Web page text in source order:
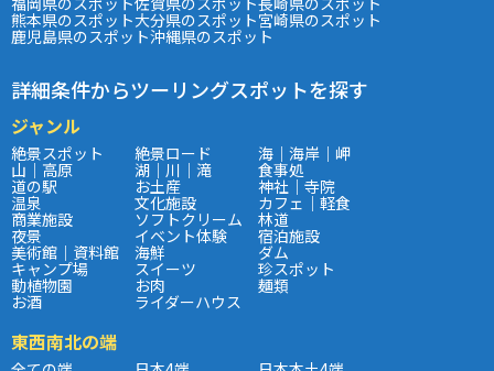
熊本県のスポット大分県のスポット宮崎県のスポット
鹿児島県のスポット沖縄県のスポット
詳細条件からツーリングスポットを探す
ジャンル
絶景スポット 絶景ロード 海｜海岸｜岬
山｜高原 湖｜川｜滝 食事処
道の駅 お土産 神社｜寺院
温泉 文化施設 カフェ｜軽食
商業施設 ソフトクリーム 林道
夜景 イベント体験 宿泊施設
美術館｜資料館 海鮮 ダム
キャンプ場 スイーツ 珍スポット
動植物園 お肉 麺類
お酒 ライダーハウス
東西南北の端